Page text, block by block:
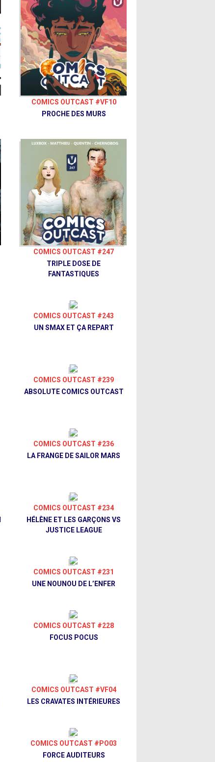
COMICS OUTCAST #VF10
PROCHE DES MURS
COMICS OUTCAST #247
TRIPLE DOSE DE
FANTASTIQUES
COMICS OUTCAST #243
UN SMAX ET ÇA REPART
COMICS OUTCAST #239
ABSOLUTE COMICS OUTCAST
COMICS OUTCAST #236
LA FRANGE DE SAILOR MARS
COMICS OUTCAST #234
HÉLÈNE ET LES GARÇONS VS
JUSTICE LEAGUE
COMICS OUTCAST #231
UNE NOUNOU DE L’ENFER
COMICS OUTCAST #228
FOCUS POCUS
COMICS OUTCAST #VF04
LES CRAVATES INTÉRIEURES
COMICS OUTCAST #PO03
FORCE AUDITEURS